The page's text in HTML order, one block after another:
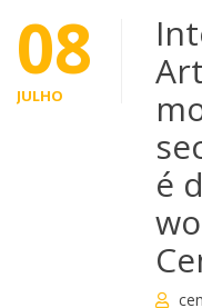
08
JULHO
é